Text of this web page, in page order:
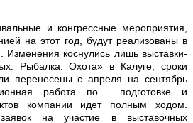
и конгрессные мероприятия,
на этот год, будут реализованы в
Изменения коснулись лишь выставки-
Рыбалка. Охота» в Калуге, сроки
перенесены с апреля на сентябрь
работа по подготовке и
компании идет полным ходом.
на участие в выставочных